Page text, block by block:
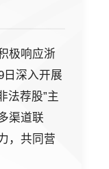
极响应浙
日深入开展
法荐股”主
渠道联
，共同营